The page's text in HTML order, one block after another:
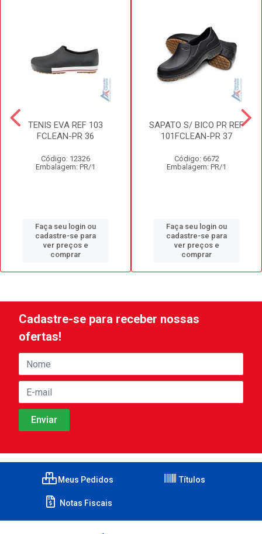
TENIS EVA REF 103
FCLEAN-PR 36
Código: 12326
Embalagem: PR/1
Faça seu login ou
cadastre-se para
ver preços e
comprar
SAPATO S/ BICO PR REF
101FCLEAN-PR 37
Código: 6672
Embalagem: PR/1
Faça seu login ou
cadastre-se para
ver preços e
comprar
Cadastre-se para receber nossas
ofertas!
Meus Pedidos Títulos
Notas Fiscais